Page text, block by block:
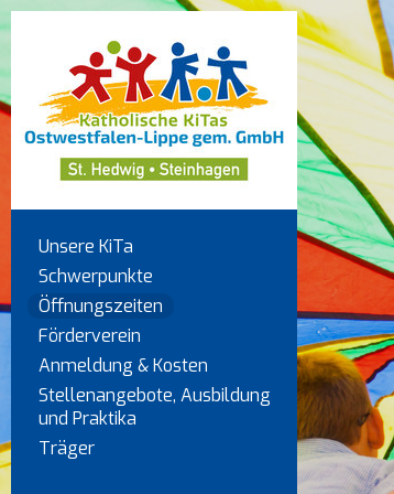
Unsere KiTa
Schwerpunkte
Öffnungszeiten
Förderverein
Anmeldung & Kosten
Stellenangebote, Ausbildung
und Praktika
Träger